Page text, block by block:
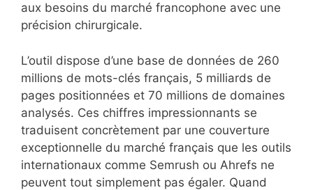
aux besoins du marché francophone avec une
précision chirurgicale.
L’outil dispose d’une base de données de 260
millions de mots-clés français, 5 milliards de
pages positionnées et 70 millions de domaines
analysés. Ces chiffres impressionnants se
traduisent concrètement par une couverture
exceptionnelle du marché français que les outils
internationaux comme Semrush ou Ahrefs ne
peuvent tout simplement pas égaler. Quand